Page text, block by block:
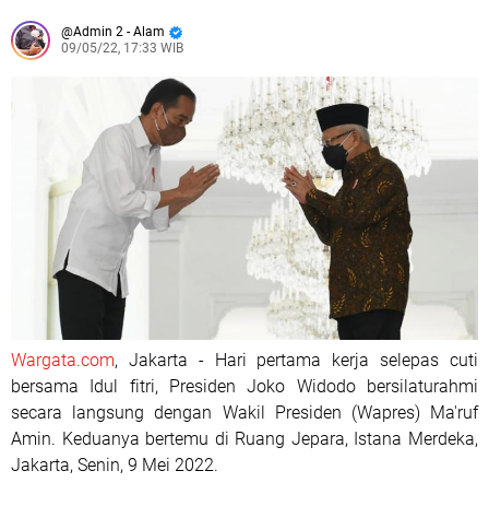
Admin 2 - Alam
09/05/22, 17:33 WIB
Wargata.com, Jakarta - Hari pertama kerja selepas cuti
bersama Idul fitri, Presiden Joko Widodo bersilaturahmi
secara langsung dengan Wakil Presiden (Wapres) Ma'ruf
Amin. Keduanya bertemu di Ruang Jepara, Istana Merdeka,
Jakarta, Senin, 9 Mei 2022.